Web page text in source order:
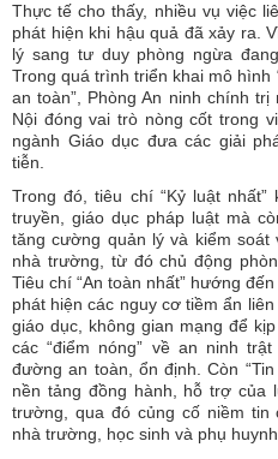
Thực tế cho thấy, nhiều vụ việc
phát hiện khi hậu quả đã xảy ra.
lý sang tư duy phòng ngừa
Trong quá trình triển khai mô hình
an toàn”, Phòng An ninh chính
Nội đóng vai trò nòng cốt trong
ngành Giáo dục đưa các giải
tiễn.
Trong đó, tiêu chí “Kỷ luật
truyền, giáo dục pháp luật mà
tăng cường quản lý và kiểm soát
nhà trường, từ đó chủ động
Tiêu chí “An toàn nhất” hướng
phát hiện các nguy cơ tiềm ẩn
giáo dục, không gian mạng để
các “điểm nóng” về an ninh
đường an toàn, ổn định. Còn
nền tảng đồng hành, hỗ trợ của
trường, qua đó củng cố niềm tin
nhà trường, học sinh và phụ